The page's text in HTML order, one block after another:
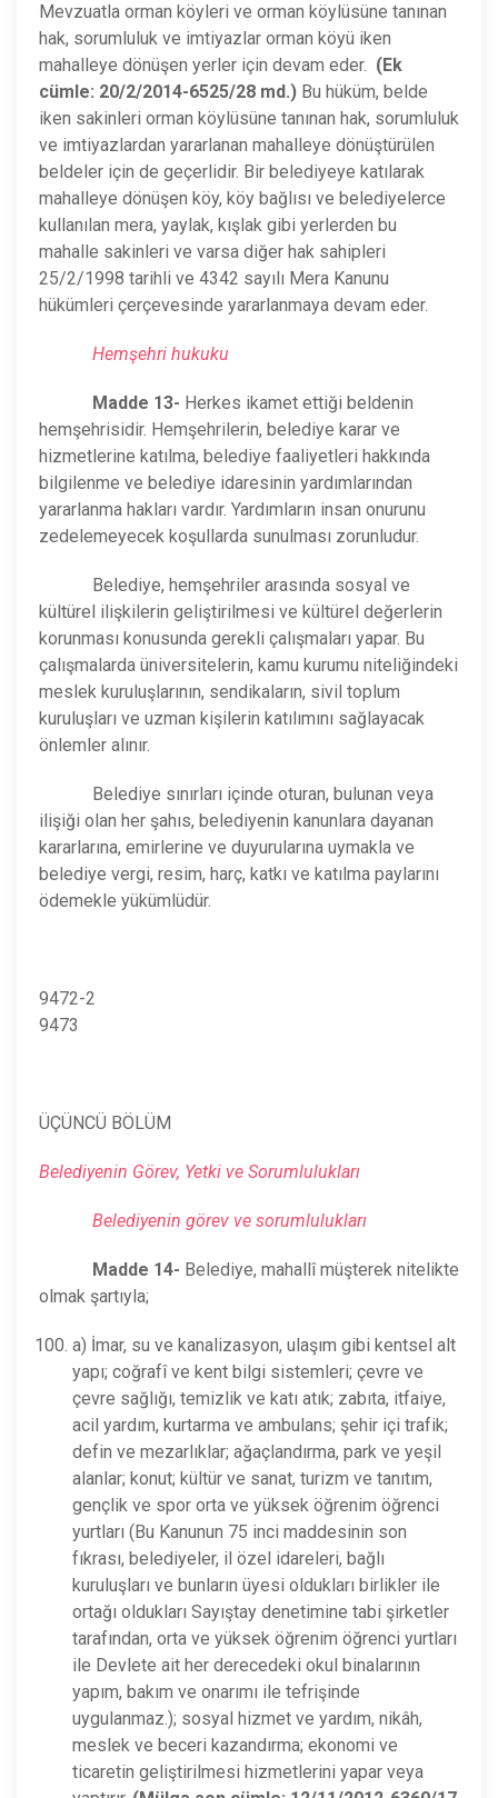
Mevzuatla orman köyleri ve orman köylüsüne tanınan
hak, sorumluluk ve imtiyazlar orman köyü iken
mahalleye dönüşen yerler için devam eder. (Ek
cümle: 20/2/2014-6525/28 md.) Bu hüküm, belde
iken sakinleri orman köylüsüne tanınan hak, sorumluluk
ve imtiyazlardan yararlanan mahalleye dönüştürülen
beldeler için de geçerlidir. Bir belediyeye katılarak
mahalleye dönüşen köy, köy bağlısı ve belediyelerce
kullanılan mera, yaylak, kışlak gibi yerlerden bu
mahalle sakinleri ve varsa diğer hak sahipleri
25/2/1998 tarihli ve 4342 sayılı Mera Kanunu
hükümleri çerçevesinde yararlanmaya devam eder.
Hemşehri hukuku
Madde 13- Herkes ikamet ettiği beldenin
hemşehrisidir. Hemşehrilerin, belediye karar ve
hizmetlerine katılma, belediye faaliyetleri hakkında
bilgilenme ve belediye idaresinin yardımlarından
yararlanma hakları vardır. Yardımların insan onurunu
zedelemeyecek koşullarda sunulması zorunludur.
Belediye, hemşehriler arasında sosyal ve
kültürel ilişkilerin geliştirilmesi ve kültürel değerlerin
korunması konusunda gerekli çalışmaları yapar. Bu
çalışmalarda üniversitelerin, kamu kurumu niteliğindeki
meslek kuruluşlarının, sendikaların, sivil toplum
kuruluşları ve uzman kişilerin katılımını sağlayacak
önlemler alınır.
Belediye sınırları içinde oturan, bulunan veya
ilişiği olan her şahıs, belediyenin kanunlara dayanan
kararlarına, emirlerine ve duyurularına uymakla ve
belediye vergi, resim, harç, katkı ve katılma paylarını
ödemekle yükümlüdür.
9472-2
9473
ÜÇÜNCÜ BÖLÜM
Belediyenin Görev, Yetki ve Sorumlulukları
Belediyenin görev ve sorumlulukları
Madde 14- Belediye, mahallî müşterek nitelikte
olmak şartıyla;
a) İmar, su ve kanalizasyon, ulaşım gibi kentsel alt
yapı; coğrafî ve kent bilgi sistemleri; çevre ve
çevre sağlığı, temizlik ve katı atık; zabıta, itfaiye,
acil yardım, kurtarma ve ambulans; şehir içi trafik;
defin ve mezarlıklar; ağaçlandırma, park ve yeşil
alanlar; konut; kültür ve sanat, turizm ve tanıtım,
gençlik ve spor orta ve yüksek öğrenim öğrenci
yurtları (Bu Kanunun 75 inci maddesinin son
fıkrası, belediyeler, il özel idareleri, bağlı
kuruluşları ve bunların üyesi oldukları birlikler ile
ortağı oldukları Sayıştay denetimine tabi şirketler
tarafından, orta ve yüksek öğrenim öğrenci yurtları
ile Devlete ait her derecedeki okul binalarının
yapım, bakım ve onarımı ile tefrişinde
uygulanmaz.); sosyal hizmet ve yardım, nikâh,
meslek ve beceri kazandırma; ekonomi ve
ticaretin geliştirilmesi hizmetlerini yapar veya